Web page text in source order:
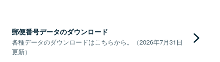
郵便番号データのダウンロード
各種データのダウンロードはこちらから。（2026年7月31日
更新）